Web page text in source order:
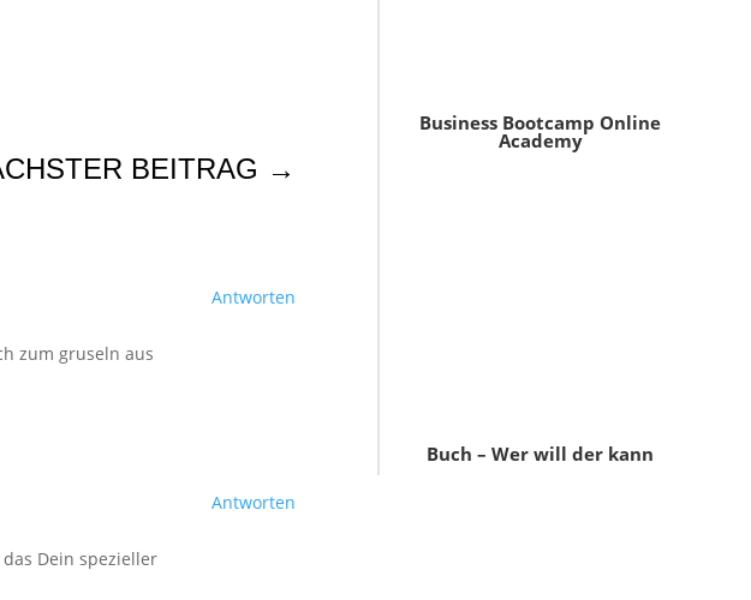
BEITRAG →
zum gruseln aus
Antworten
Dein spezieller
Antworten
Business Bootcamp Online
Academy
Buch – Wer will der kann